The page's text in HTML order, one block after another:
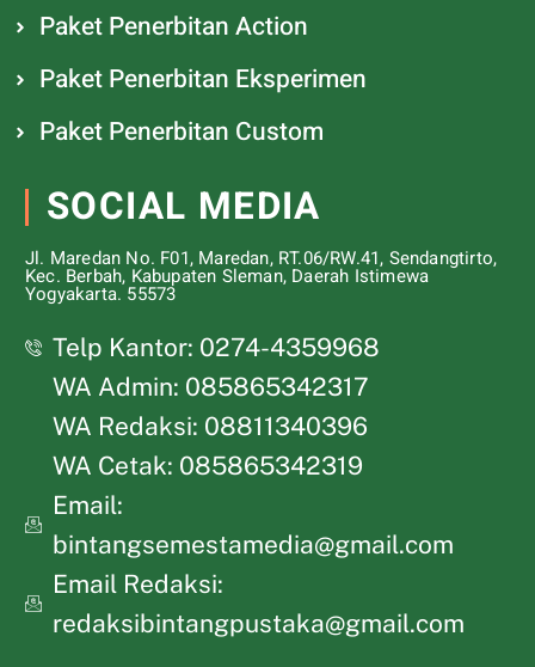
Paket Penerbitan Action
Paket Penerbitan Eksperimen
Paket Penerbitan Custom
SOCIAL MEDIA
Jl. Maredan No. F01, Maredan, RT.06/RW.41, Sendangtirto,
Kec. Berbah, Kabupaten Sleman, Daerah Istimewa
Yogyakarta. 55573
Telp Kantor: 0274-4359968
WA Admin: 085865342317
WA Redaksi: 08811340396
WA Cetak: 085865342319
Email:
bintangsemestamedia@gmail.com
Email Redaksi:
redaksibintangpustaka@gmail.com